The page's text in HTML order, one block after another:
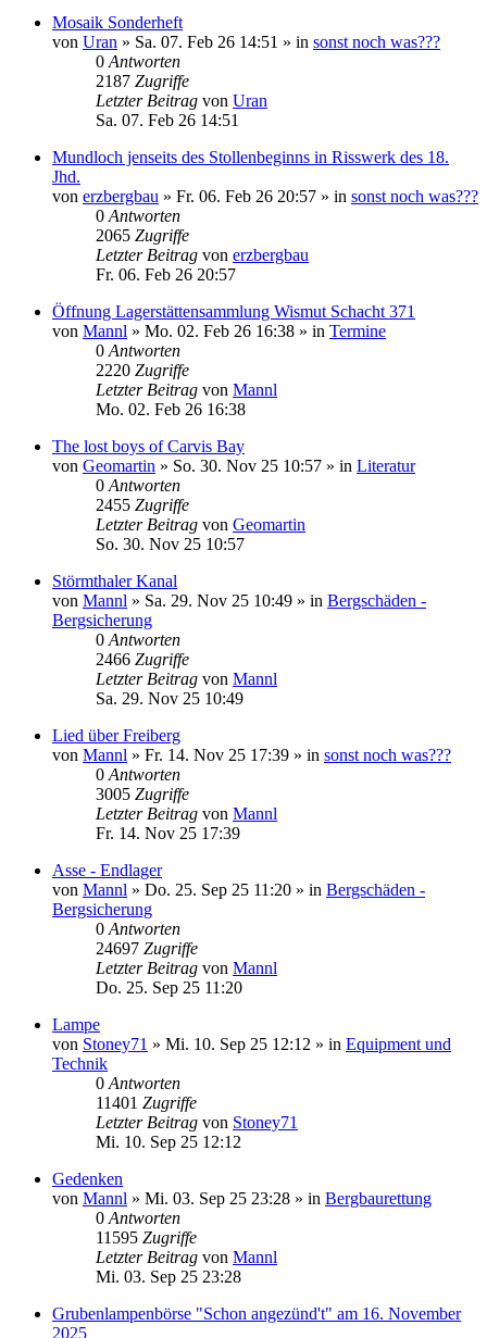
Mosaik Sonderheft
von Uran » Sa. 07. Feb 26 14:51 » in sonst noch was???
0 Antworten
2187 Zugriffe
Letzter Beitrag von Uran
Sa. 07. Feb 26 14:51
Mundloch jenseits des Stollenbeginns in Risswerk des 18.
Jhd.
von erzbergbau » Fr. 06. Feb 26 20:57 » in sonst noch was???
0 Antworten
2065 Zugriffe
Letzter Beitrag von erzbergbau
Fr. 06. Feb 26 20:57
Öffnung Lagerstättensammlung Wismut Schacht 371
von Mannl » Mo. 02. Feb 26 16:38 » in Termine
0 Antworten
2220 Zugriffe
Letzter Beitrag von Mannl
Mo. 02. Feb 26 16:38
The lost boys of Carvis Bay
von Geomartin » So. 30. Nov 25 10:57 » in Literatur
0 Antworten
2455 Zugriffe
Letzter Beitrag von Geomartin
So. 30. Nov 25 10:57
Störmthaler Kanal
von Mannl » Sa. 29. Nov 25 10:49 » in Bergschäden -
Bergsicherung
0 Antworten
2466 Zugriffe
Letzter Beitrag von Mannl
Sa. 29. Nov 25 10:49
Lied über Freiberg
von Mannl » Fr. 14. Nov 25 17:39 » in sonst noch was???
0 Antworten
3005 Zugriffe
Letzter Beitrag von Mannl
Fr. 14. Nov 25 17:39
Asse - Endlager
von Mannl » Do. 25. Sep 25 11:20 » in Bergschäden -
Bergsicherung
0 Antworten
24697 Zugriffe
Letzter Beitrag von Mannl
Do. 25. Sep 25 11:20
Lampe
von Stoney71 » Mi. 10. Sep 25 12:12 » in Equipment und
Technik
0 Antworten
11401 Zugriffe
Letzter Beitrag von Stoney71
Mi. 10. Sep 25 12:12
Gedenken
von Mannl » Mi. 03. Sep 25 23:28 » in Bergbaurettung
0 Antworten
11595 Zugriffe
Letzter Beitrag von Mannl
Mi. 03. Sep 25 23:28
Grubenlampenbörse "Schon angezünd't" am 16. November
2025